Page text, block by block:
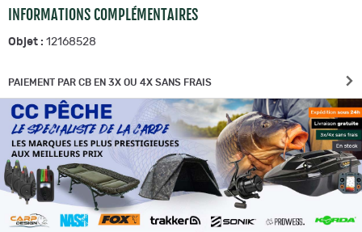
INFORMATIONS COMPLÉMENTAIRES
Objet : 12168528
PAIEMENT PAR CB EN 3X OU 4X SANS FRAIS